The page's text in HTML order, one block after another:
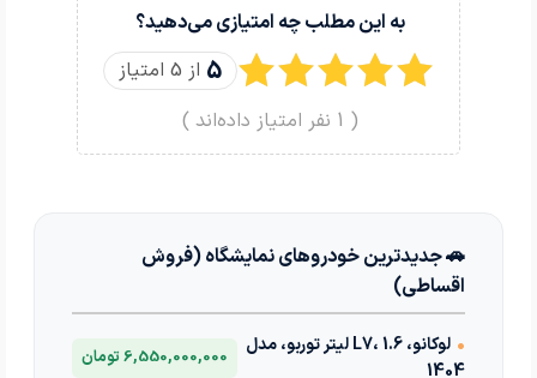
به این مطلب چه امتیازی می‌دهید؟
5 از 5 امتیاز
(
1 نفر امتیاز داده‌اند )
🚗 جدیدترین خودروهای نمایشگاه (فروش
اقساطی)
•
لوکانو، L7، 1.6 لیتر توربو، مدل
1404
6,550,000,000 تومان